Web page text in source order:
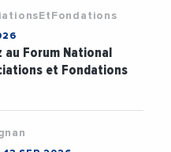
au Forum National
et Fondations